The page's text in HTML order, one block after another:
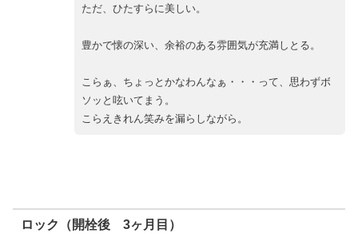
ただ、ひたすらに美しい。
豊かで懐の深い、余裕のある雰囲気が充満しとる。
こらぁ、ちょっとかなわんなぁ・・・って、思わずボ
ソッと呟いてまう。
こらえきれん笑みを漏らしながら。
ロック（開栓後 3ヶ月目）